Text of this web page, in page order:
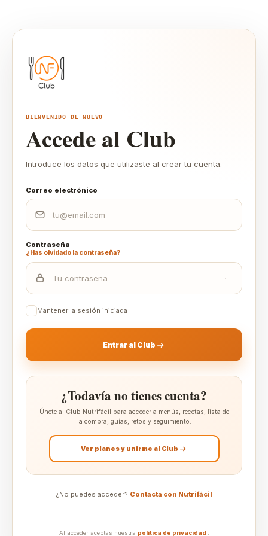
BIENVENIDO DE NUEVO
Accede al Club
Introduce los datos que utilizaste al crear tu cuenta.
Correo electrónico
Contraseña
¿Has olvidado la contraseña?
Mantener la sesión iniciada
Entrar al Club
¿Todavía no tienes cuenta?
Únete al Club Nutrifácil para acceder a menús, recetas, lista de
la compra, guías, retos y seguimiento.
Ver planes y unirme al Club
¿No puedes acceder? Contacta con Nutrifácil
Al acceder aceptas nuestra política de privacidad